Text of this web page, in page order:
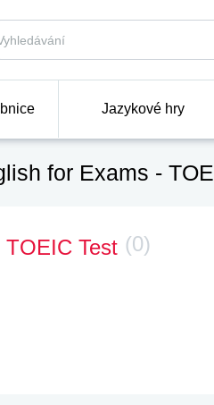
Jazykové hry
for Exams -
Test (0)